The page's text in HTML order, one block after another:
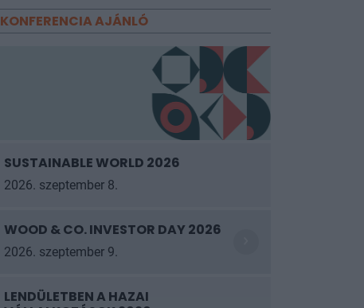
KONFERENCIA AJÁNLÓ
SUSTAINABLE WORLD 2026
2026. szeptember 8.
WOOD & CO. INVESTOR DAY 2026
2026. szeptember 9.
LENDÜLETBEN A HAZAI